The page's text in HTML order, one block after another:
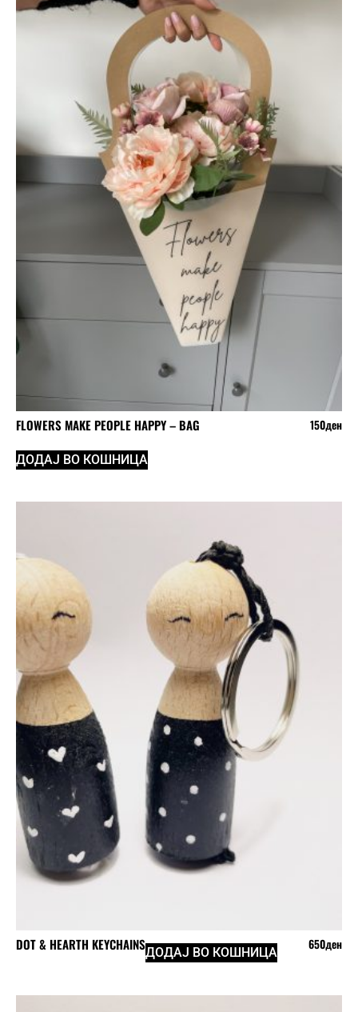
FLOWERS MAKE PEOPLE HAPPY – BAG 150ден
ДОДАЈ ВО КОШНИЦА
DOT & HEARTH KEYCHAINS 650ден
ДОДАЈ ВО КОШНИЦА